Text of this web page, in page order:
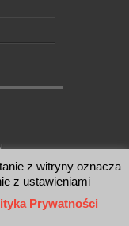
z witryny oznacza
z ustawieniami
Prywatności